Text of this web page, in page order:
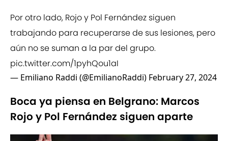
Por otro lado, Rojo y Pol Fernández siguen
trabajando para recuperarse de sus lesiones, pero
aún no se suman a la par del grupo.
pic.twitter.com/1pyhQou1aI
— Emiliano Raddi (@EmilianoRaddi) February 27, 2024
Boca ya piensa en Belgrano: Marcos
Rojo y Pol Fernández siguen aparte